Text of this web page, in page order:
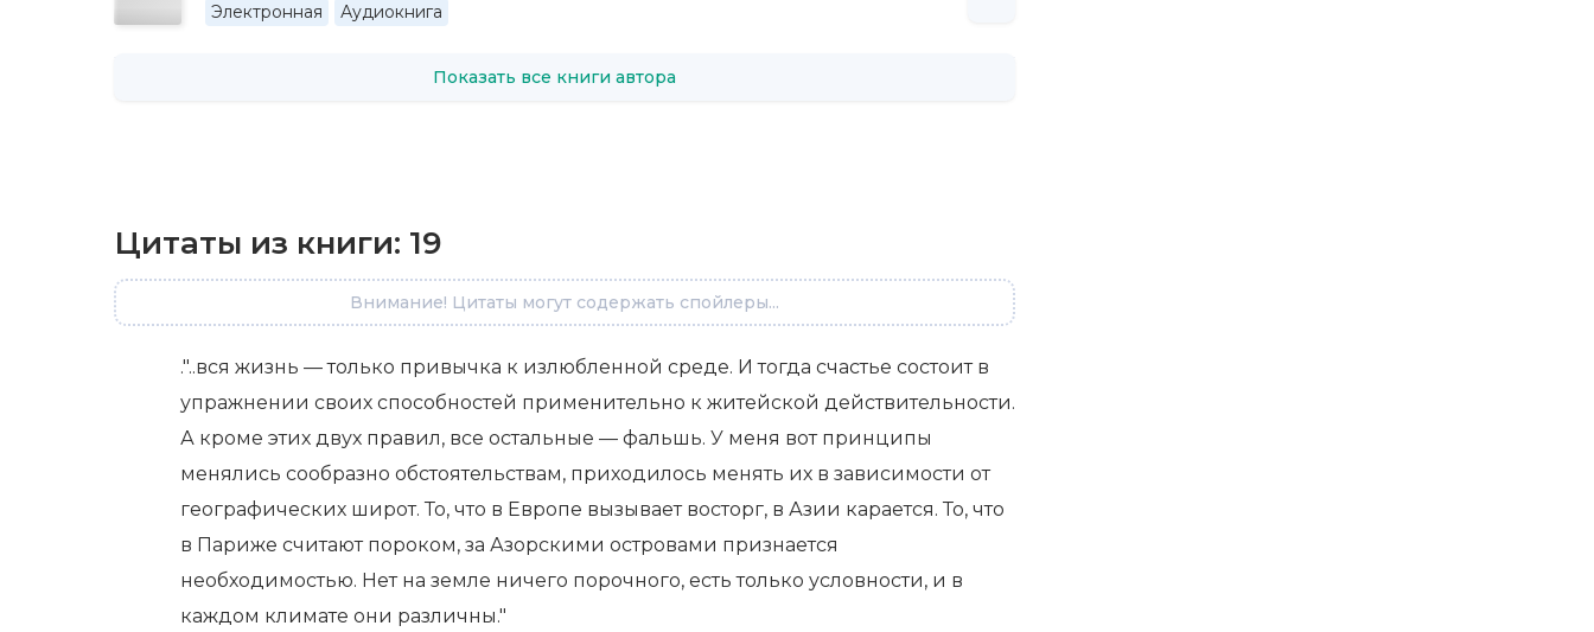
Электронная
Аудиокнига
Показать все книги автора
Цитаты из книги: 19
Внимание! Цитаты могут содержать спойлеры...
."..вся жизнь — только привычка к излюбленной среде. И тогда счастье состоит в
упражнении своих способностей применительно к житейской действительности.
А кроме этих двух правил, все остальные — фальшь. У меня вот принципы
менялись сообразно обстоятельствам, приходилось менять их в зависимости от
географических широт. То, что в Европе вызывает восторг, в Азии карается. То, что
в Париже считают пороком, за Азорскими островами признается
необходимостью. Нет на земле ничего порочного, есть только условности, и в
каждом климате они различны."